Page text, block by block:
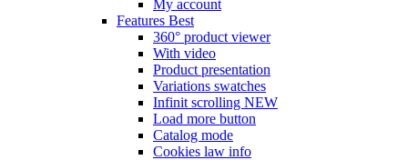
My account
Features Best
360° product viewer
With video
Product presentation
Variations swatches
Infinit scrolling NEW
Load more button
Catalog mode
Cookies law info